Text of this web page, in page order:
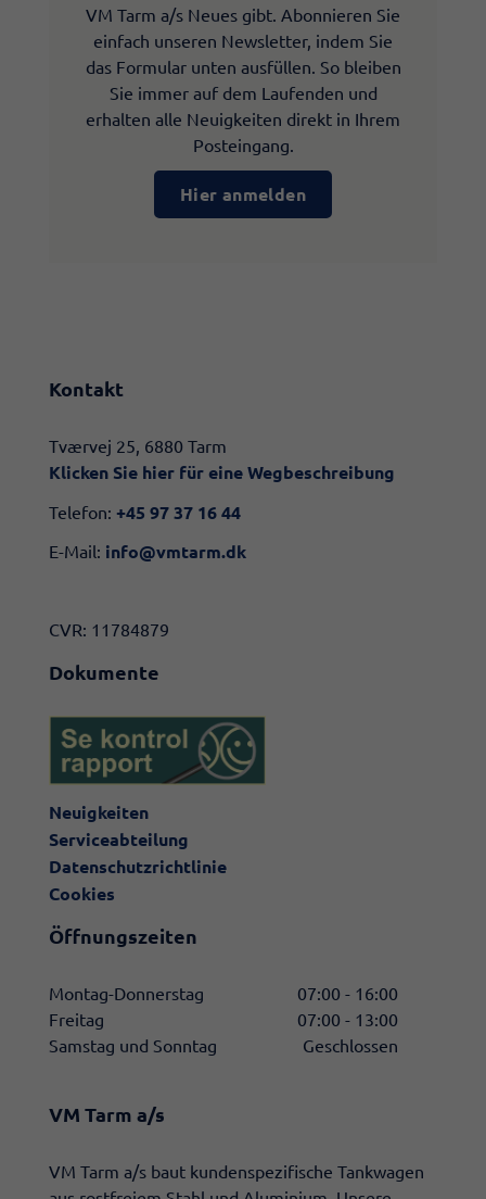
VM Tarm a/s Neues gibt. Abonnieren Sie
einfach unseren Newsletter, indem Sie
das Formular unten ausfüllen. So bleiben
Sie immer auf dem Laufenden und
erhalten alle Neuigkeiten direkt in Ihrem
Posteingang.
Hier anmelden
Kontakt
​​Tværvej 25, 6880 Tarm
Klicken Sie hier für eine Wegbeschreibung​
Telefon: +45 97 37 16 44
E-Mail: info@vmtarm.dk
CVR: 11784879
Dokumente
Neuigkeiten
Serviceabteilung
Datenschutzrichtlinie
Cookies
Öffnungszeiten
Montag-Donnerstag
07:00 - 16:00
Freitag
07:00 - 13:00
Samstag und Sonntag
Geschlossen
VM Tarm a/s
​VM Tarm a/s baut kundenspezifische Tankwagen